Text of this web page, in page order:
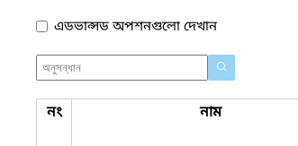
এডভান্সড অপশনগুলো দেখান
নং নাম